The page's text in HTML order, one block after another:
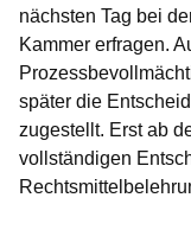
nächsten Tag bei
Kammer erfragen.
später die
zugestellt. Erst ab
vollständigen